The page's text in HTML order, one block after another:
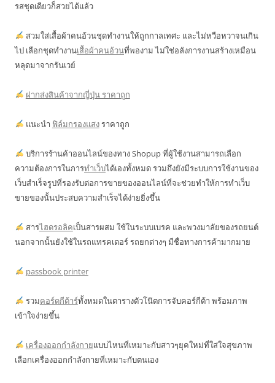
รสชุดเดียวก็สวยได้แล้ว
สวมใส่เสื้อผ้าคนอ้วนชุดทำงานให้ถูกกาลเทศะ และไม่หวือหวาจนเกิน
ไป เลือกชุดทำงานเสื้อผ้าคนอ้วนที่พองาม ไม่ใช่อลังการงานสร้างเหมือน
หลุดมาจากรันเวย์
ฝากส่งสินค้าจากญี่ปุ่น ราคาถูก
แนะนำ ฟิล์มกรองแสงราคาถูก
บริการร้านค้าออนไลน์ของทาง Shopup ที่ผู้ใช้งานสามารถเลือก
ความต้องการในการทำเว็บได้เองทั้งหมด รวมถึงยังมีระบบการใช้งานของ
เว็บสำเร็จรูปที่รองรับต่อการขายของออนไลน์ที่จะช่วยทำให้การทำเว็บ
ขายของนั้นประสบความสำเร็จได้ง่ายยิ่งขึ้น
สารไฮดรอลิคเป็นสารผสม ใช้ในระบบเบรค และพวงมาลัยของรถยนต์
นอกจากนั้นยังใช้ในรถแทรคเตอร์ รถยกต่างๆ มีชื่อทางการค้ามากมาย
passbook printer
รวมคอร์ดกีต้าร์ทั้งหมดในตารางตัวโน๊ตการจับคอร์กีต้า พร้อมภาพ
เข้าใจง่ายขึ้น
เครื่องออกกำลังกายแบบไหนที่เหมาะกับสาวๆยุคใหม่ที่ใส่ใจสุขภาพ
เลือกเครื่องออกกำลังกายที่เหมาะกับตนเอง